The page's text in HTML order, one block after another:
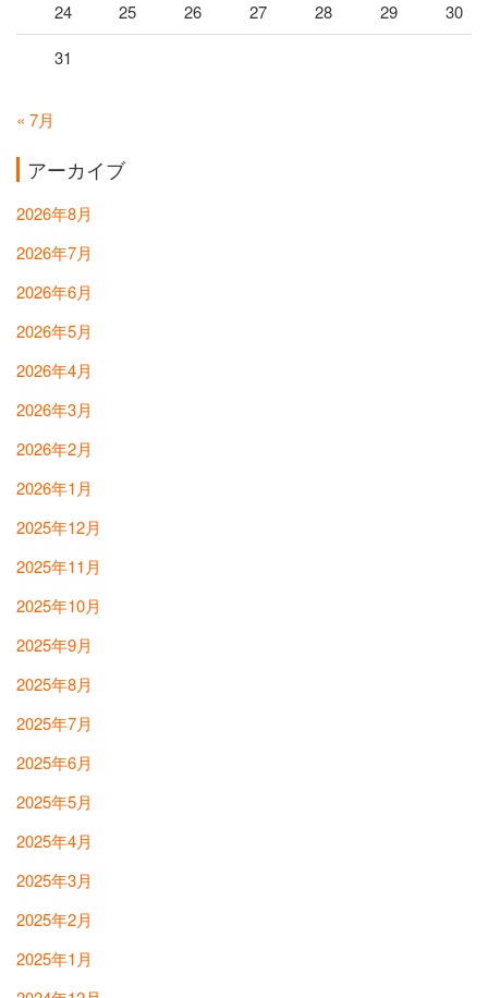
24
25 26 27 28 29
30
31
« 7月
アーカイブ
2026年8月
2026年7月
2026年6月
2026年5月
2026年4月
2026年3月
2026年2月
2026年1月
2025年12月
2025年11月
2025年10月
2025年9月
2025年8月
2025年7月
2025年6月
2025年5月
2025年4月
2025年3月
2025年2月
2025年1月